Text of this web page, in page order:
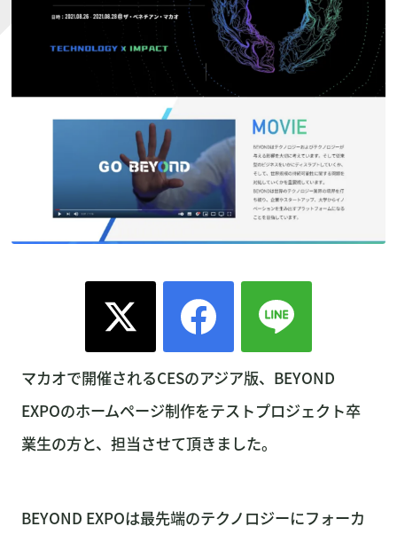
マカオで開催されるCESのアジア版、BEYOND
EXPOのホームページ制作をテストプロジェクト卒
業生の方と、担当させて頂きました。
BEYOND EXPOは最先端のテクノロジーにフォーカ